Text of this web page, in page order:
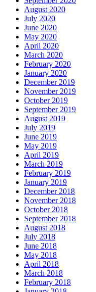
August 2020
July 2020
June 2020
May 2020
April 2020
March 2020
February 2020
January 2020
December 2019
November 2019
October 2019
September 2019
August 2019
July 2019
June 2019
May 2019
April 2019
March 2019
February 2019
January 2019
December 2018
November 2018
October 2018
September 2018
August 2018
July 2018
June 2018
May 2018
April 2018
March 2018
February 2018